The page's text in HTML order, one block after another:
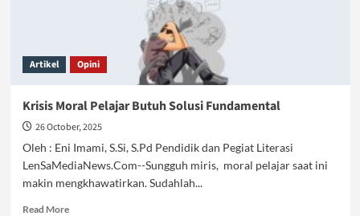
Artikel Opini
Krisis Moral Pelajar Butuh Solusi Fundamental
26 October, 2025
Oleh : Eni Imami, S.Si, S.Pd Pendidik dan Pegiat Literasi
LenSaMediaNews.Com--Sungguh miris, moral pelajar saat ini
makin mengkhawatirkan. Sudahlah...
Read MoreRead